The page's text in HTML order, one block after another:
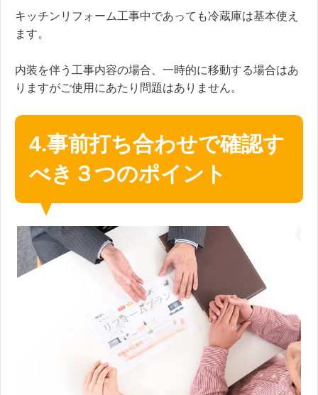
キッチンリフォーム工事中であっても冷蔵庫は基本使え
ます。
内装を伴う工事内容の場合、一時的に移動する場合はあ
りますがご使用にあたり問題はありません。
4.事前打ち合わせで確認す
べき３つのポイント